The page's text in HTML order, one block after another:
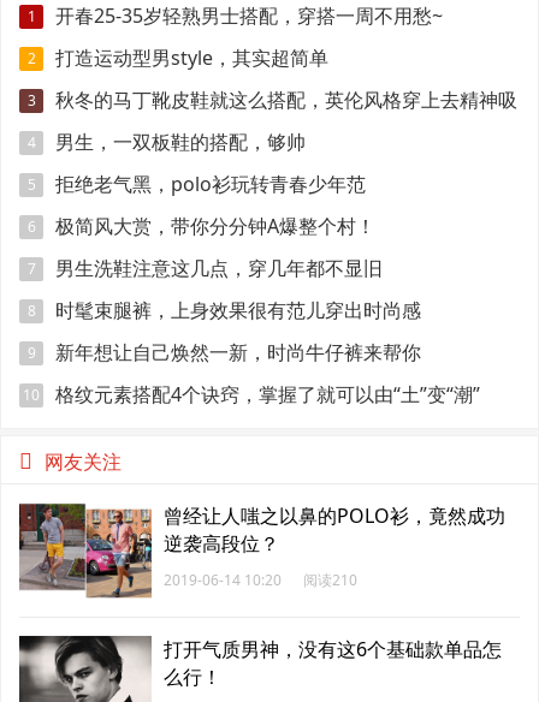
1 开春25-35岁轻熟男士搭配，穿搭一周不用愁~
2 打造运动型男style，其实超简单
3
秋冬的马丁靴皮鞋就这么搭配，英伦风格穿上去精神吸
引眼球
4 男生，一双板鞋的搭配，够帅
5 拒绝老气黑，polo衫玩转青春少年范
6 极简风大赏，带你分分钟A爆整个村！
7 男生洗鞋注意这几点，穿几年都不显旧
8 时髦束腿裤，上身效果很有范儿穿出时尚感
9 新年想让自己焕然一新，时尚牛仔裤来帮你
10 格纹元素搭配4个诀窍，掌握了就可以由“土”变“潮”
网友关注
曾经让人嗤之以鼻的POLO衫，竟然成功
逆袭高段位？
2019-06-14 10:20 阅读210
打开气质男神，没有这6个基础款单品怎
么行！